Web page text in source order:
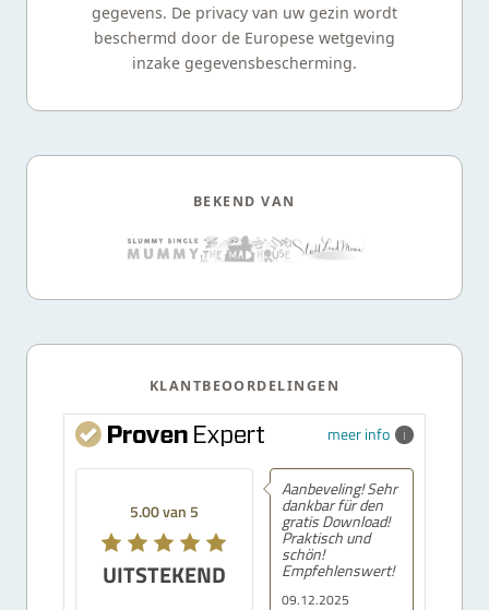
gegevens. De privacy van uw gezin wordt
beschermd door de Europese wetgeving
inzake gegevensbescherming.
BEKEND VAN
KLANTBEOORDELINGEN
meer info
5.00 van 5
UITSTEKEND
09.12.2025
Aanbeveling! Sehr
dankbar für den
gratis Download!
Praktisch und
schön!
Empfehlenswert!